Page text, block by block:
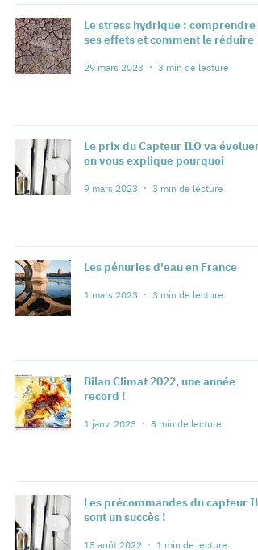
Le stress hydrique : comprendre
ses effets et comment le réduire
29 mars 2023 3 min de lecture
Le prix du Capteur ILO va évoluer :
on vous explique pourquoi
9 mars 2023 3 min de lecture
Les pénuries d'eau en France
1 mars 2023 3 min de lecture
Bilan Climat 2022, une année
record !
1 janv. 2023 3 min de lecture
Les précommandes du capteur
sont un succès !
15 août 2022 1 min de lecture